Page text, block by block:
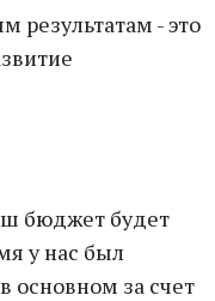
результатам - это
бюджет будет
у нас был
основном за счет